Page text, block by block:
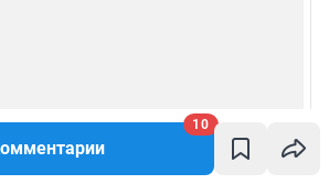
10